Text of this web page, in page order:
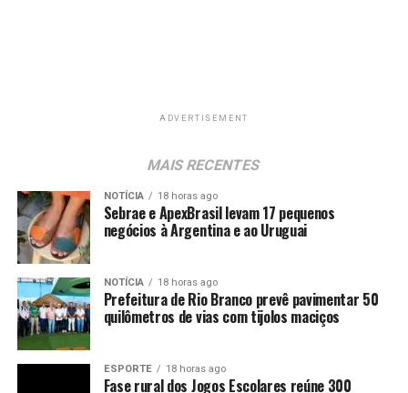
ADVERTISEMENT
MAIS RECENTES
NOTÍCIA 18 horas ago
Sebrae e ApexBrasil levam 17 pequenos
negócios à Argentina e ao Uruguai
NOTÍCIA 18 horas ago
Prefeitura de Rio Branco prevê pavimentar 50
quilômetros de vias com tijolos maciços
ESPORTE 18 horas ago
Fase rural dos Jogos Escolares reúne 300